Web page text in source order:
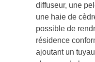
diffuseur, une
une haie de
possible de
résidence
ajoutant un